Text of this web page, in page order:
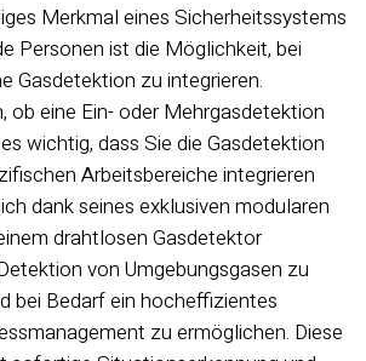
Merkmal eines Sicherheitssystems
Personen ist die Möglichkeit, bei
Gasdetektion zu integrieren.
ob eine Ein- oder Mehrgasdetektion
wichtig, dass Sie die Gasdetektion
Arbeitsbereiche integrieren
dank seines exklusiven modularen
drahtlosen Gasdetektor
von Umgebungsgasen zu
bei Bedarf ein hocheffizientes
zu ermöglichen. Diese